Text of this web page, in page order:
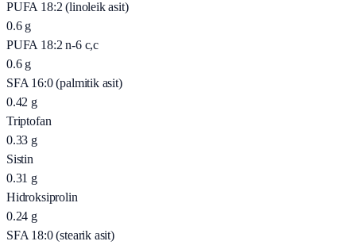
PUFA 18:2 (linoleik asit)
0.6 g
PUFA 18:2 n-6 c,c
0.6 g
SFA 16:0 (palmitik asit)
0.42 g
Triptofan
0.33 g
Sistin
0.31 g
Hidroksiprolin
0.24 g
SFA 18:0 (stearik asit)